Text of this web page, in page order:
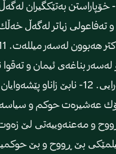
سیاسه‌ت. 9- خۆپاراستن به‌تێكگیران
و ته‌فاعولی زیاتر له‌گه‌ڵ
له‌سه‌ر بناغه‌ی ئیمان و
مه‌سله‌ك گه‌رایی. 12- نابێ زاناو
عه‌شیره‌ت حوكم و
و مه‌عنه‌وییه‌تی لێ
بێ ڕووح و بێ